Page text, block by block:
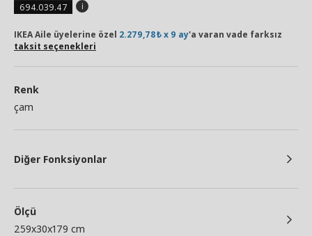
694.039.47
IKEA Aile üyelerine özel 2.279,78₺ x 9 ay'a varan vade farksız
taksit seçenekleri
Renk
çam
Diğer Fonksiyonlar
Ölçü
259x30x179 cm